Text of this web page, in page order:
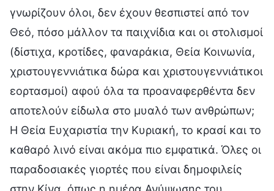
γνωρίζουν όλοι, δεν έχουν θεσπιστεί από τον
Θεό, πόσο μάλλον τα παιχνίδια και οι στολισμοί
(δίστιχα, κροτίδες, φαναράκια, Θεία Κοινωνία,
χριστουγεννιάτικα δώρα και χριστουγεννιάτικοι
εορτασμοί) αφού όλα τα προαναφερθέντα δεν
αποτελούν είδωλα στο μυαλό των ανθρώπων;
Η Θεία Ευχαριστία την Κυριακή, το κρασί και το
καθαρό λινό είναι ακόμα πιο εμφατικά. Όλες οι
παραδοσιακές γιορτές που είναι δημοφιλείς